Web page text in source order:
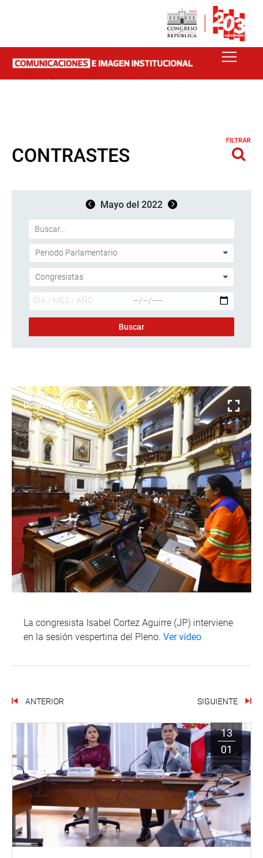
CONTRASTES
FILTRAR
Mayo del 2022
Descargar foto
La congresista Isabel Cortez Aguirre (JP) interviene
en la sesión vespertina del Pleno. Ver vídeo
ANTERIOR SIGUIENTE
13
01